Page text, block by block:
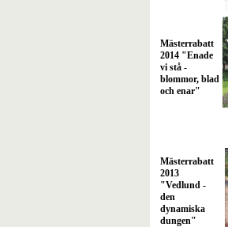
Mästerrabatt
2014 "Enade
vi stå -
blommor, blad
och enar"
Mästerrabatt
2013
"Vedlund -
den
dynamiska
dungen"